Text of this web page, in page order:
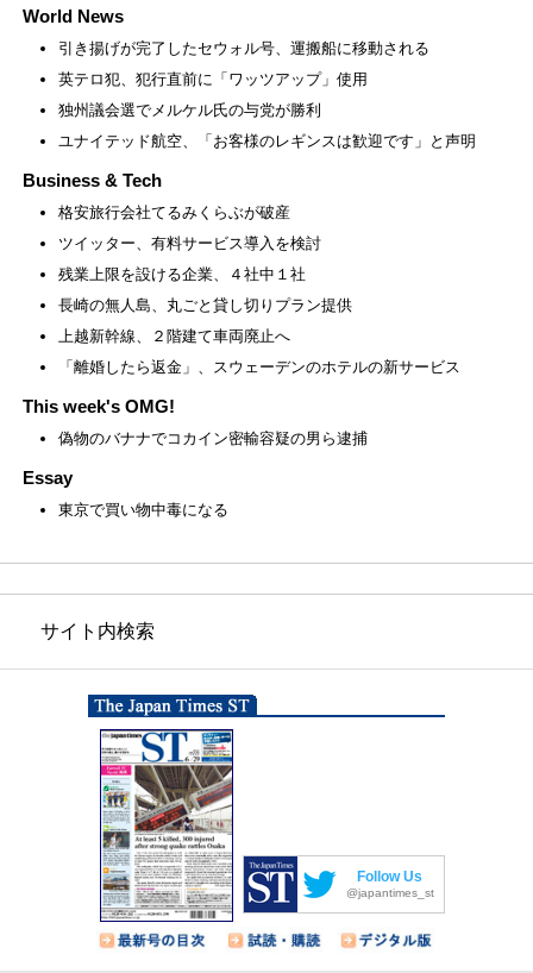
World News
引き揚げが完了したセウォル号、運搬船に移動される
英テロ犯、犯行直前に「ワッツアップ」使用
独州議会選でメルケル氏の与党が勝利
ユナイテッド航空、「お客様のレギンスは歓迎です」と声明
Business & Tech
格安旅行会社てるみくらぶが破産
ツイッター、有料サービス導入を検討
残業上限を設ける企業、４社中１社
長崎の無人島、丸ごと貸し切りプラン提供
上越新幹線、２階建て車両廃止へ
「離婚したら返金」、スウェーデンのホテルの新サービス
This week's OMG!
偽物のバナナでコカイン密輸容疑の男ら逮捕
Essay
東京で買い物中毒になる
サイト内検索
Follow Us
@japantimes_st